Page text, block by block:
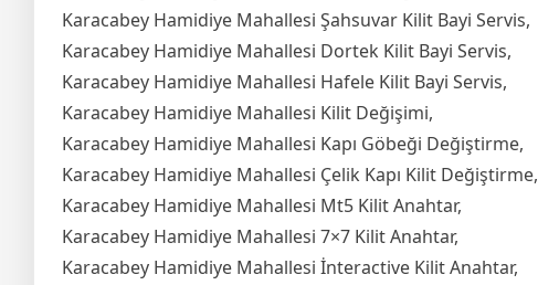
Karacabey Hamidiye Mahallesi Şahsuvar Kilit Bayi Servis,
Karacabey Hamidiye Mahallesi Dortek Kilit Bayi Servis,
Karacabey Hamidiye Mahallesi Hafele Kilit Bayi Servis,
Karacabey Hamidiye Mahallesi Kilit Değişimi,
Karacabey Hamidiye Mahallesi Kapı Göbeği Değiştirme,
Karacabey Hamidiye Mahallesi Çelik Kapı Kilit Değiştirme,
Karacabey Hamidiye Mahallesi Mt5 Kilit Anahtar,
Karacabey Hamidiye Mahallesi 7×7 Kilit Anahtar,
Karacabey Hamidiye Mahallesi İnteractive Kilit Anahtar,